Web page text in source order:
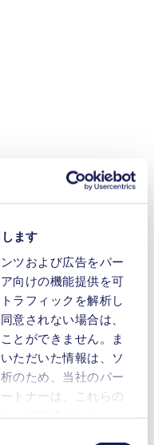
ます
ツおよび広告をパー
向けの機能提供を可
ラフィックを解析し
意されない場合は、
とができません。ま
ただいた情報は、ソ
のため、当社のパー
トナーは、これらの